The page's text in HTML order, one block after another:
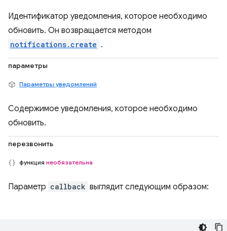
Идентификатор уведомления, которое необходимо
обновить. Он возвращается методом
notifications.create .
параметры
Параметры уведомлений
Содержимое уведомления, которое необходимо
обновить.
перезвонить
функция необязательна
Параметр callback выглядит следующим образом: